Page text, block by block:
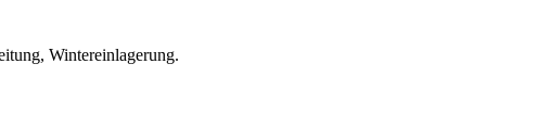
Wintereinlagerung.